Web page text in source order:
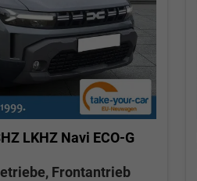
LKHZ Navi ECO-G
Frontantrieb